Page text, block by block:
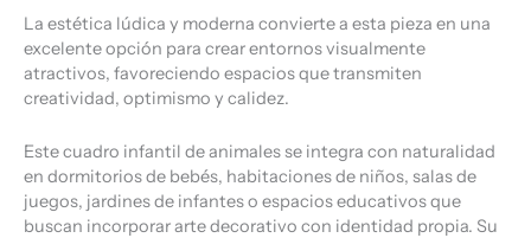
La estética lúdica y moderna convierte a esta pieza en una
excelente opción para crear entornos visualmente
atractivos, favoreciendo espacios que transmiten
creatividad, optimismo y calidez.
Este cuadro infantil de animales se integra con naturalidad
en dormitorios de bebés, habitaciones de niños, salas de
juegos, jardines de infantes o espacios educativos que
buscan incorporar arte decorativo con identidad propia. Su